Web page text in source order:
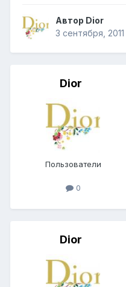
Автор Dior
3 сентября, 2011
Dior
Пользователи
0
Dior